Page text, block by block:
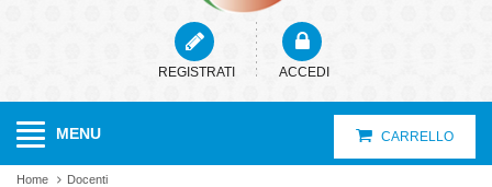
REGISTRATI ACCEDI
MENU CARRELLO
Home Docenti